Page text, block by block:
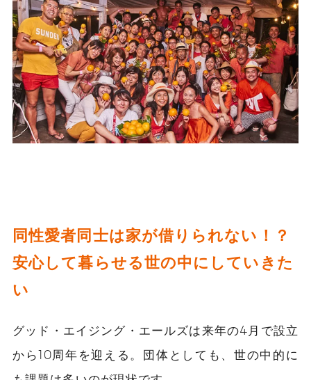
同性愛者同士は家が借りられない！？
安心して暮らせる世の中にしていきた
い
グッド・エイジング・エールズは来年の4月で設立
から10周年を迎える。団体としても、世の中的に